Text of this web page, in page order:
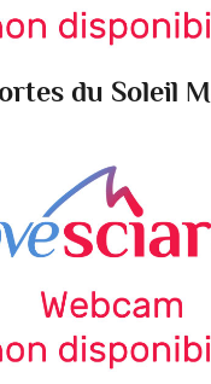
du Soleil